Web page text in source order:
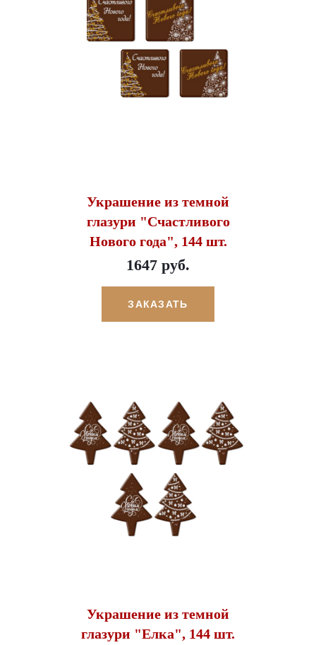
Украшение из темной
глазури "Счастливого
Нового года", 144 шт.
1647 руб.
ЗАКАЗАТЬ
Украшение из темной
глазури "Елка", 144 шт.